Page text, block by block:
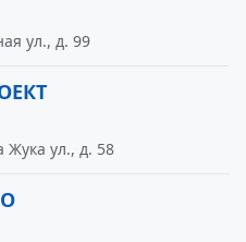
ул., д. 99
Жука ул., д. 58